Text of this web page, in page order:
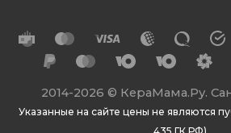
2014-2026 © КераМама.Ру.
Указанные на сайте цены не являются